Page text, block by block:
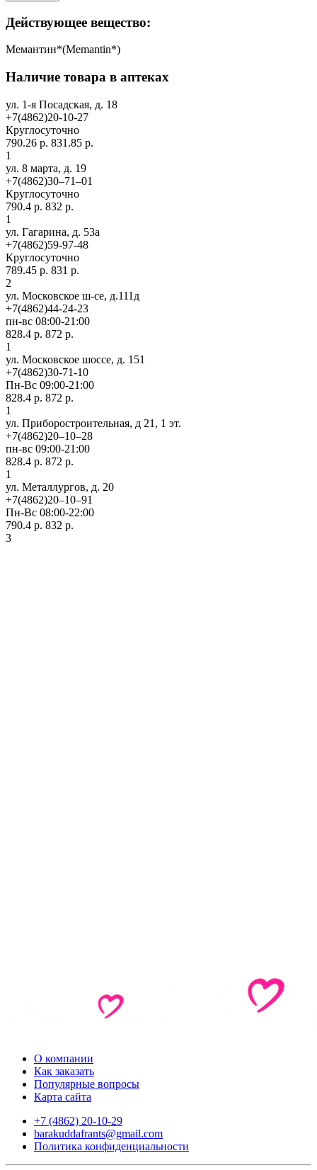
Действующее вещество:
Мемантин*(Memantin*)
Наличие товара в аптеках
ул. 1-я Посадская, д. 18
+7(4862)20-10-27
Круглосуточно
790.26 р. 831.85 р.
1
ул. 8 марта, д. 19
+7(4862)30‒71‒01
Круглосуточно
790.4 р. 832 р.
1
ул. Гагарина, д. 53а
+7(4862)59-97-48
Круглосуточно
789.45 р. 831 р.
2
ул. Московское ш-се, д.111д
+7(4862)44-24-23
пн-вс 08:00-21:00
828.4 р. 872 р.
1
ул. Московское шоссе, д. 151
+7(4862)30-71-10
Пн-Вс 09:00-21:00
828.4 р. 872 р.
1
ул. Приборостроительная, д 21, 1 эт.
+7(4862)20‒10‒28
пн-вс 09:00-21:00
828.4 р. 872 р.
1
ул. ​Металлургов, д. 20
+7(4862)20‒10‒91
Пн-Вс 08:00-22:00
790.4 р. 832 р.
3
О компании
Как заказать
Популярные вопросы
Карта сайта
+7 (4862) 20-10-29
barakuddafrants@gmail.com
Политика конфиденциальности